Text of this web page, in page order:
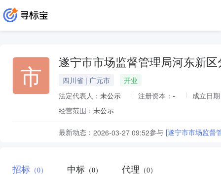
市 遂宁市市场监督管理局河东新区
四川省 | 广元市
开业
法定代表人： 未公示 注册资本： -
成立日
经营范围： 未公示
最新动态： 2026-03-27 09:52参与 [遂宁市市场监督
招标 （0） 中标 （0） 代理 （0）